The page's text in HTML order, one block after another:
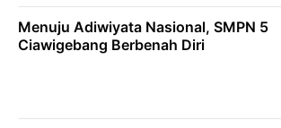
Menuju Adiwiyata Nasional, SMPN 5
Ciawigebang Berbenah Diri